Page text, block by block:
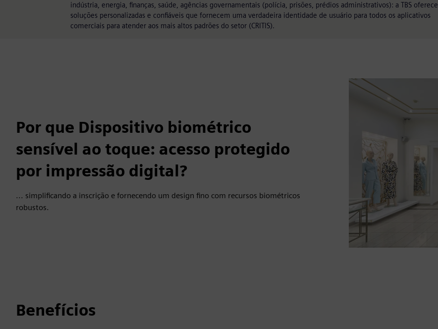
indústria, energia, finanças, saúde, agências governamentais (polícia, prisões, prédios administrativos): a TBS oferece
soluções personalizadas e confiáveis que fornecem uma verdadeira identidade de usuário para todos os aplicativos
comerciais para atender aos mais altos padrões do setor (CRITIS).
Por que Dispositivo biométrico
sensível ao toque: acesso protegido
por impressão digital?
... simplificando a inscrição e fornecendo um design fino com recursos biométricos
robustos.
Benefícios